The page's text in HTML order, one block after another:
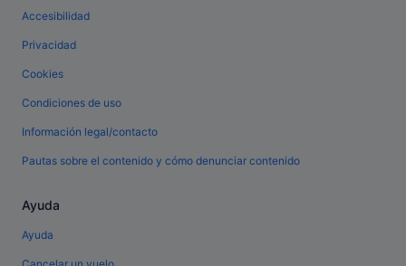
Accesibilidad
Privacidad
Cookies
Condiciones de uso
Información legal/contacto
Pautas sobre el contenido y cómo denunciar contenido
Ayuda
Ayuda